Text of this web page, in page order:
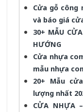
Cửa gỗ công
và báo giá
30+ MẪU
HƯỚNG
Cửa nhựa
mẫu nhựa
20+ Mẫu
lượng nhất
CỬA NHỰA